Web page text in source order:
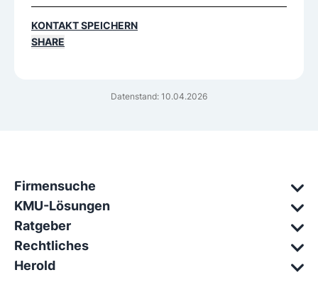
Datenstand: 10.04.2026
KONTAKT SPEICHERN
SHARE
Firmensuche
KMU-Lösungen
Ratgeber
Rechtliches
Herold